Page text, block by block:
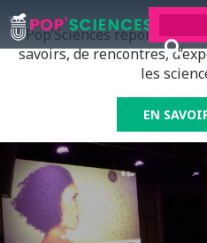
Pop’Sciences répond à
savoirs, de rencontres,
les
EN